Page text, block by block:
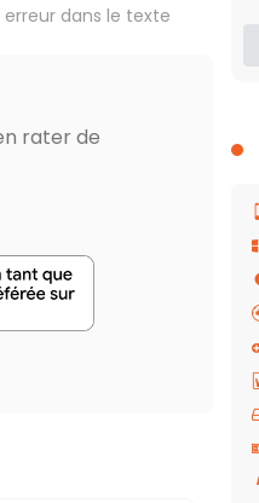
erreur dans le texte
rater de